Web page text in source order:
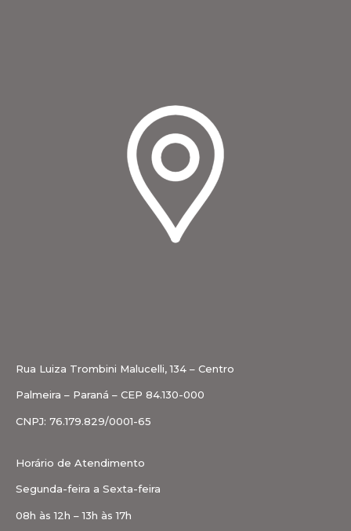
Rua Luiza Trombini Malucelli, 134 – Centro
Palmeira – Paraná – CEP 84.130-000
CNPJ: 76.179.829/0001-65
Horário de Atendimento
Segunda-feira a Sexta-feira
08h às 12h – 13h às 17h